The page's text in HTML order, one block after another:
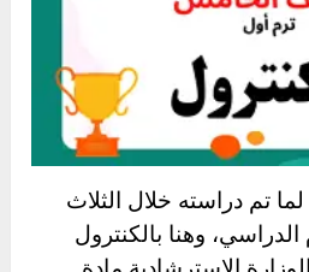
تم دراسته خلال الثلاث
وهنا بالكنترول